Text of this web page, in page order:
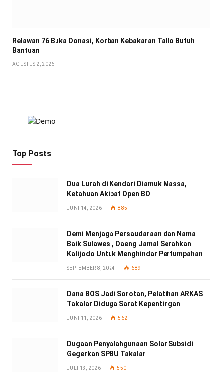
Relawan 76 Buka Donasi, Korban Kebakaran Tallo Butuh
Bantuan
AGUSTUS 2, 2026
Top Posts
Dua Lurah di Kendari Diamuk Massa,
Ketahuan Akibat Open BO
JUNI 14, 2026 885
Demi Menjaga Persaudaraan dan Nama
Baik Sulawesi, Daeng Jamal Serahkan
Kalijodo Untuk Menghindar Pertumpahan
SEPTEMBER 8, 2024 689
Dana BOS Jadi Sorotan, Pelatihan ARKAS
Takalar Diduga Sarat Kepentingan
JUNI 11, 2026 562
Dugaan Penyalahgunaan Solar Subsidi
Gegerkan SPBU Takalar
JULI 13, 2026 550